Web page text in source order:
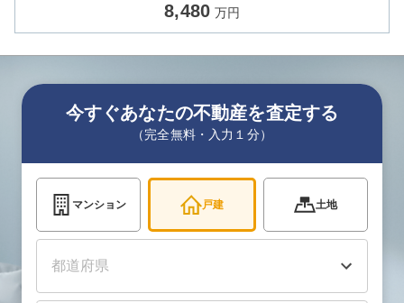
8,480 万円
今すぐあなたの不動産を査定する
（完全無料・入力１分）
マンション 戸建 土地